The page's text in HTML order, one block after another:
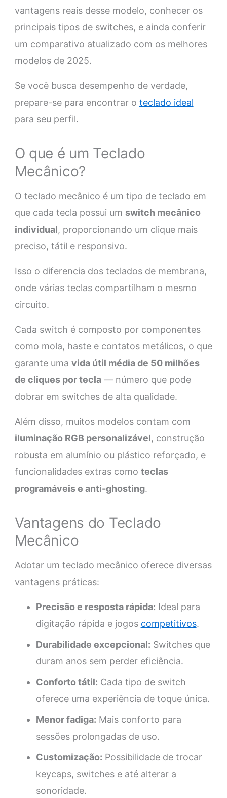
vantagens reais desse modelo, conhecer os
principais tipos de switches, e ainda conferir
um comparativo atualizado com os melhores
modelos de 2025.
Se você busca desempenho de verdade,
prepare-se para encontrar o teclado ideal
para seu perfil.
O que é um Teclado
Mecânico?
O teclado mecânico é um tipo de teclado em
que cada tecla possui um switch mecânico
individual, proporcionando um clique mais
preciso, tátil e responsivo.
Isso o diferencia dos teclados de membrana,
onde várias teclas compartilham o mesmo
circuito.
Cada switch é composto por componentes
como mola, haste e contatos metálicos, o que
garante uma vida útil média de 50 milhões
de cliques por tecla— número que pode
dobrar em switches de alta qualidade.
Além disso, muitos modelos contam com
iluminação RGB personalizável, construção
robusta em alumínio ou plástico reforçado, e
funcionalidades extras como teclas
programáveis e anti-ghosting.
Vantagens do Teclado
Mecânico
Adotar um teclado mecânico oferece diversas
vantagens práticas:
Precisão e resposta rápida: Ideal para
digitação rápida e jogos competitivos.
Durabilidade excepcional: Switches que
duram anos sem perder eficiência.
Conforto tátil: Cada tipo de switch
oferece uma experiência de toque única.
Menor fadiga: Mais conforto para
sessões prolongadas de uso.
Customização: Possibilidade de trocar
keycaps, switches e até alterar a
sonoridade.